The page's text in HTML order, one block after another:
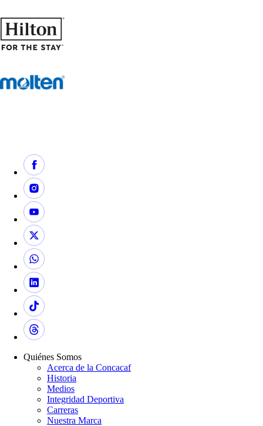
Quiénes Somos
Acerca de la Concacaf
Historia
Medios
Integridad Deportiva
Carreras
Nuestra Marca